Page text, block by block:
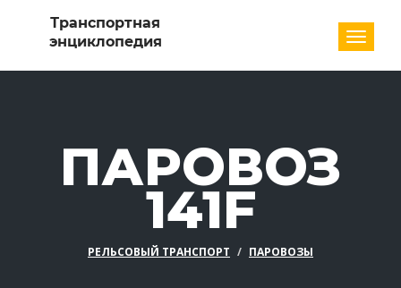
ПАРОВОЗ
141F
РЕЛЬСОВЫЙ ТРАНСПОРТ ПАРОВОЗЫ